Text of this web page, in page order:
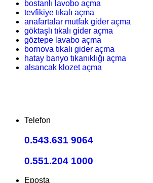
bostanlı lavobo açma
tevfikiye tıkalı açma
anafartalar mutfak gider açma
göktaşlı tıkalı gider açma
göztepe lavabo açma
bornova tıkalı gider açma
hatay banyo tıkanıklığı açma
alsancak klozet açma
Telefon
0.543.631 9064
0.551.204 1000
Eposta